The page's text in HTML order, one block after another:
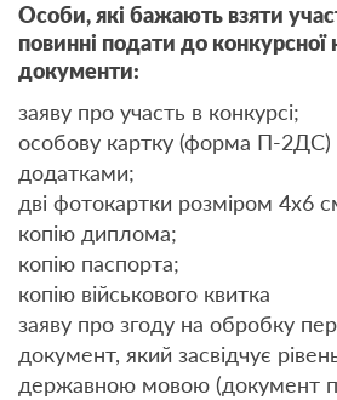
Особи, які бажають взяти
повинні подати до конкурсної
документи:
заяву про участь в конкурсі;
особову картку (форма П-2ДС)
додатками;
дві фотокартки розміром 4х6
копію диплома;
копію паспорта;
копію військового квитка
заяву про згоду на обробку
документ, який засвідчує
державною мовою (документ